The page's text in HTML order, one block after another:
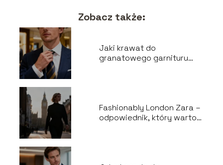
Zobacz także:
Jaki krawat do
granatowego garnituru
Fashionably London Zara –
odpowiednik, który warto